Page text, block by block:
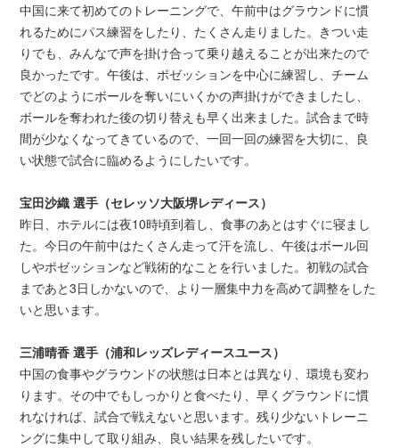
中国に来て初めてのトレーニングで、午前中はグラウンドに慣
れるためにパス練習をしたり、たくさん走りました。きつい走
りでも、みんなで声を掛け合って乗り越えることが出来たので
良かったです。午後は、ポゼッションを中心に練習し、チーム
でどのようにボールを奪いにいくかの声掛けができましたし、
ボールを奪われた後の切り替えも早く出来ました。試合まで時
間が少なくなってきているので、一回一回の練習を大切に、良
い状態で試合に臨めるようにしたいです。
宝田沙織 選手（セレッソ大阪堺レディース）
昨日、ホテルには夜10時頃到着し、食事のあとはすぐに寝まし
た。今日の午前中はたくさん走って汗を流し、午後はボール回
しやポゼッションなど戦術的なことを行いました。初戦の試合
まであと3日しかないので、より一層集中力を高めて調整をした
いと思います。
三浦晴香 選手（浦和レッズレディースユース）
中国の食事やグラウンドの状態は日本とは異なり、環境も変わ
ります。その中でもしっかりと食べたり、早くグラウンドに慣
れなければ、試合で戦えないと思います。残り少ないトレーニ
ングに集中して取り組み、良い結果を残したいです。